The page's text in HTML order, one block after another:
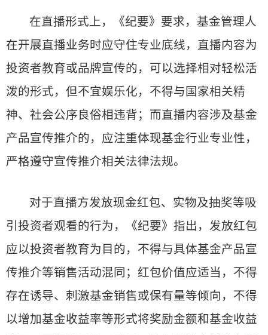
在直播形式上，《纪要》要求，基金管理人
在开展直播业务时应守住专业底线，直播内容为
投资者教育或品牌宣传的，可以选择相对轻松活
泼的形式，但不宜娱乐化，不得与国家相关精
神、社会公序良俗相违背；而直播内容涉及基金
产品宣传推介的，应注重体现基金行业专业性，
严格遵守宣传推介相关法律法规。
对于直播方发放现金红包、实物及抽奖等吸
引投资者观看的行为，《纪要》指出，发放红包
应以投资者教育为目的，不得与具体基金产品宣
传推介等销售活动混同；红包价值应适当，不得
存在诱导、刺激基金销售或保有量等倾向，不得
以增加基金收益率等形式将奖励金额和基金收益